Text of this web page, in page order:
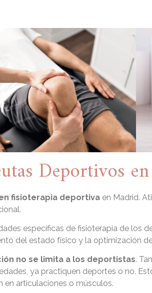
Deportivos
fisioterapia deportiva en Madrid.
específicas de fisioterapia de los
del estado físico y la optimización
no se limita a los deportistas.
ya practiquen deportes o no.
en articulaciones o músculos.